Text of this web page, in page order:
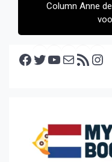
Column Anne
Facebook Twitter YouTube E-mail RSS feed